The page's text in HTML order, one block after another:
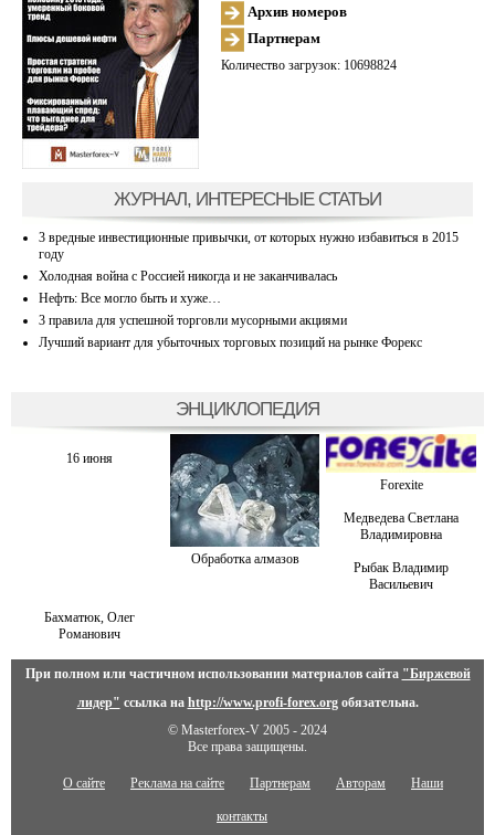
Архив номеров
Партнерам
Количество загрузок: 10698824
ЖУРНАЛ, ИНТЕРЕСНЫЕ СТАТЬИ
3 вредные инвестиционные привычки, от которых нужно избавиться в 2015
году
Холодная война с Россией никогда и не заканчивалась
Нефть: Все могло быть и хуже…
3 правила для успешной торговли мусорными акциями
Лучший вариант для убыточных торговых позиций на рынке Форекс
ЭНЦИКЛОПЕДИЯ
16 июня
Обработка алмазов
Forexite
Медведева Светлана
Владимировна
Рыбак Владимир
Васильевич
Бахматюк, Олег
Романович
При полном или частичном использовании материалов сайта "Биржевой
лидер" ссылка на http://www.profi-forex.orgобязательна.
© Masterforex-V 2005 - 2024
Все права защищены.
О сайте Реклама на сайте Партнерам Авторам Наши
контакты